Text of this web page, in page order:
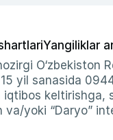
Yangiliklar
O‘zbekiston
yil sanasida
iqtibos
yoki “Daryo”